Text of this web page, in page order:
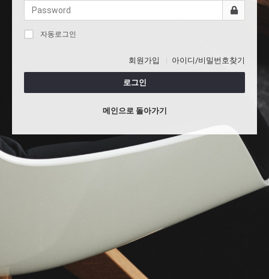
자동로그인
회원가입 아이디/비밀번호찾기
로그인
메인으로 돌아가기